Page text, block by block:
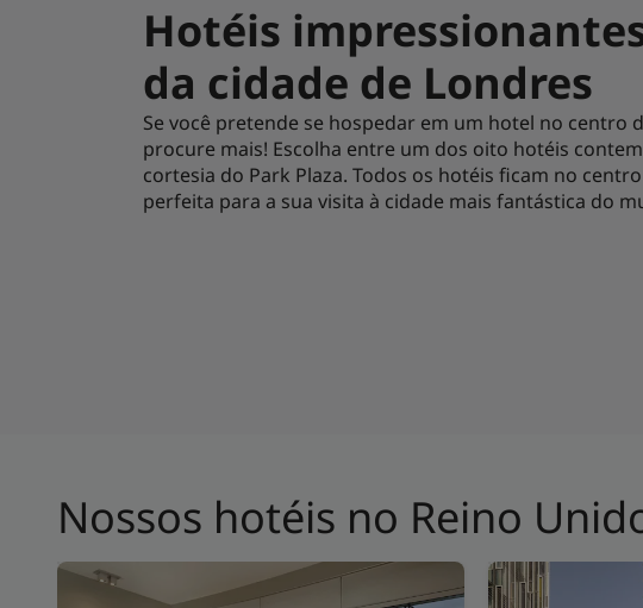
Hotéis
da cidade de Londres
Se você pretende se hospedar em um hotel no centro
procure mais! Escolha entre um dos oito hotéis
cortesia do Park Plaza. Todos os hotéis ficam no
perfeita para a sua visita à cidade mais fantástica do
Nossos hotéis no Reino